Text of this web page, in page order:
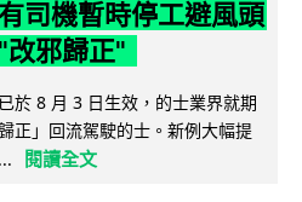
司機暫時停工避風頭
改邪歸正"
於 8 月 3 日生效，的士業界就期
正」回流駕駛的士。新例大幅提
閱讀全文